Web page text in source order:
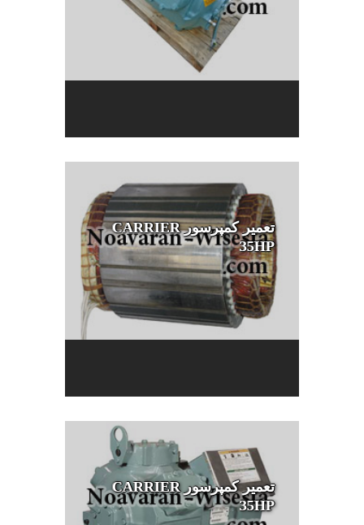
تعمیر کمپرسور CARRIER
35HP
تعمیر کمپرسور CARRIER
35HP